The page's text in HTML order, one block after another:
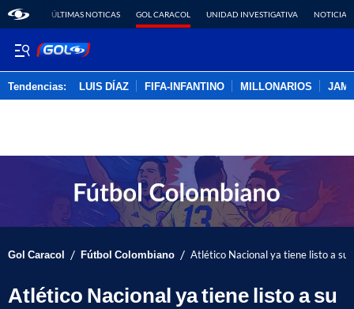
ÚLTIMAS NOTICAS GOL CARACOL UNIDAD INVESTIGATIVA NOTICIAS
Tendencias: LUIS DÍAZ FIFA-INFANTINO MILLONARIOS
Gol Caracol / Fútbol Colombiano / Atlético Nacional ya tiene listo a su
Atlético Nacional ya tiene listo a su